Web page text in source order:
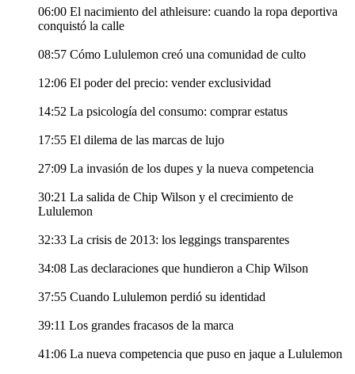
06:00 El nacimiento del athleisure: cuando la ropa deportiva
conquistó la calle
08:57 Cómo Lululemon creó una comunidad de culto
12:06 El poder del precio: vender exclusividad
14:52 La psicología del consumo: comprar estatus
17:55 El dilema de las marcas de lujo
27:09 La invasión de los dupes y la nueva competencia
30:21 La salida de Chip Wilson y el crecimiento de
Lululemon
32:33 La crisis de 2013: los leggings transparentes
34:08 Las declaraciones que hundieron a Chip Wilson
37:55 Cuando Lululemon perdió su identidad
39:11 Los grandes fracasos de la marca
41:06 La nueva competencia que puso en jaque a Lululemon